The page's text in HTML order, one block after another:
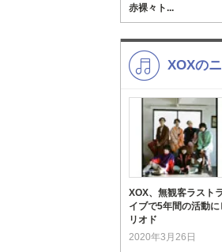
赤裸々ト...
XOXの
XOX、無観客ラスト
イブで5年間の活動に
リオド
2020年3月26日